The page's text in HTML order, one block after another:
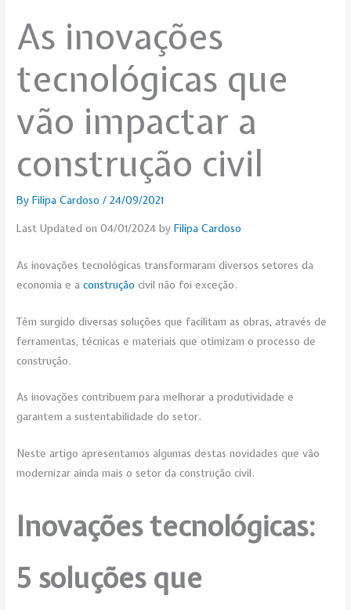
As inovações
tecnológicas que
vão impactar a
construção civil
ByFilipa Cardoso/24/09/2021
Last Updated on 04/01/2024 byFilipa Cardoso
As inovações tecnológicas transformaram diversos setores da
economia e aconstruçãocivil não foi exceção.
Têm surgido diversas soluções que facilitam as obras, através de
ferramentas, técnicas e materiais que otimizam o processo de
construção.
As inovações contribuem para melhorar a produtividade e
garantem a sustentabilidade do setor.
Neste artigo apresentamos algumas destas novidades que vão
modernizar ainda mais o setor da construção civil.
Inovações tecnológicas:
5 soluções que